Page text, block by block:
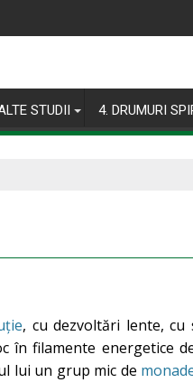
STUDII 4. DRUMURI
, cu dezvoltări lente,
în filamente energetice
lui un grup mic de